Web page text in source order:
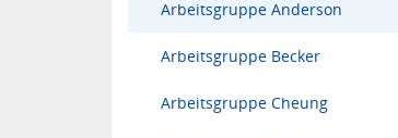
Arbeitsgruppe Anderson
Arbeitsgruppe Becker
Arbeitsgruppe Cheung